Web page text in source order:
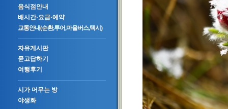
음식점안내
배시간·요금·예약
교통안내(순환,투어,마을버스,택시)
자유게시판
묻고답하기
여행후기
시가 머무는 방
야생화